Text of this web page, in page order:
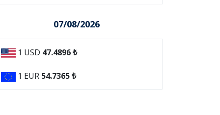
07/08/2026
1 USD 47.4896 ₺
1 EUR 54.7365 ₺